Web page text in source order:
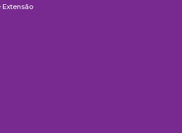
Extensão